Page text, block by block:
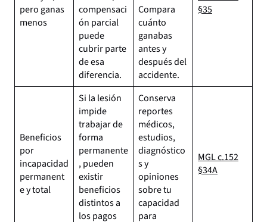
pero ganas
menos
compensaci
ón parcial
puede
cubrir parte
de esa
diferencia.
Compara
cuánto
ganabas
antes y
después del
accidente.
§35
Beneficios
por
incapacidad
permanent
e y total
Si la lesión
impide
trabajar de
forma
permanente
, pueden
existir
beneficios
distintos a
los pagos
Conserva
reportes
médicos,
estudios,
diagnóstico
s y
opiniones
sobre tu
capacidad
para
MGL c.152
§34A